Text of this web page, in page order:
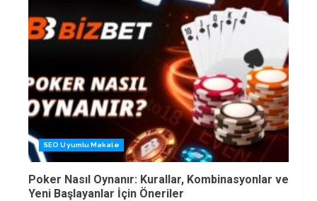
SEO Uyumlu Makale
Poker Nasıl Oynanır: Kurallar, Kombinasyonlar ve
Yeni Başlayanlar İçin Öneriler